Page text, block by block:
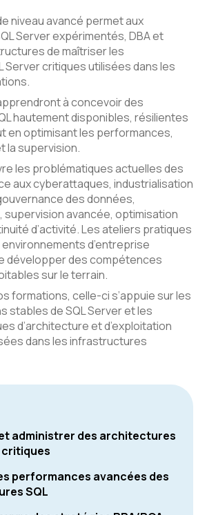
niveau avancé permet aux
Server expérimentés, DBA et
de maîtriser les
Server critiques utilisées dans les
à concevoir des
hautement disponibles, résilientes
en optimisant les performances,
la supervision.
les problématiques actuelles des
aux cyberattaques, industrialisation
des données,
supervision avancée, optimisation
d’activité. Les ateliers pratiques
d’entreprise
développer des compétences
sur le terrain.
formations, celle-ci s’appuie sur les
stables de SQL Server et les
d’architecture et d’exploitation
dans les infrastructures
administrer des architectures
critiques
performances avancées des
SQL